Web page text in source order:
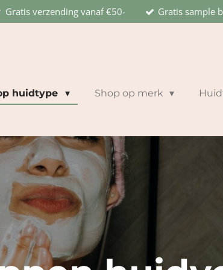
Gratis verzending vanaf €50- Gratis sample
huidtype Shop op merk